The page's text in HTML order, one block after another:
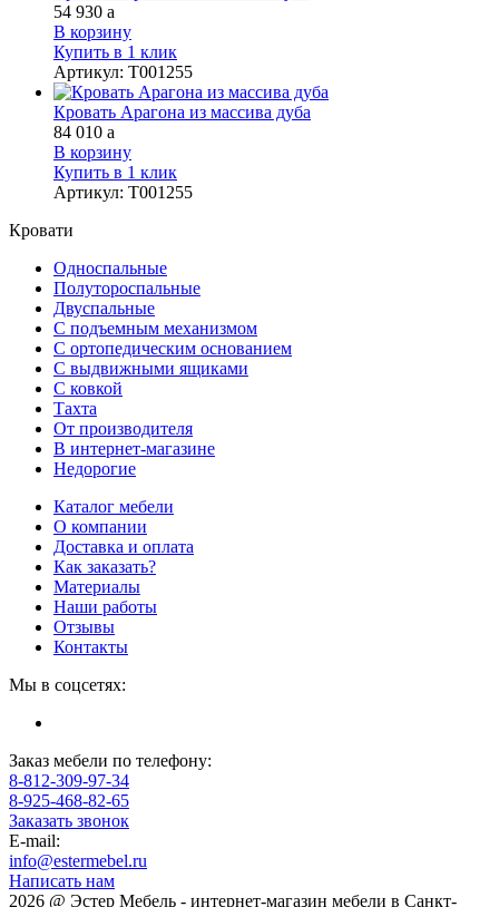
54 930 a
В корзину
Купить в 1 клик
Артикул: Т001255
Кровать Арагона из массива дуба
84 010 a
В корзину
Купить в 1 клик
Артикул: Т001255
Кровати
Односпальные
Полутороспальные
Двуспальные
С подъемным механизмом
С ортопедическим основанием
С выдвижными ящиками
С ковкой
Тахта
От производителя
В интернет-магазине
Недорогие
Каталог мебели
О компании
Доставка и оплата
Как заказать?
Материалы
Наши работы
Отзывы
Контакты
Мы в соцсетях:
Заказ мебели по телефону:
8-812-309-97-34
8-925-468-82-65
Заказать звонок
E-mail:
info@estermebel.ru
Написать нам
2026 @ Эстер Мебель - интернет-магазин мебели в Санкт-